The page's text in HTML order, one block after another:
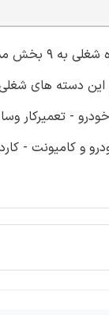
مشاغل مورد نیاز شرکت ها و سازمان های متقاضی جذب از طریق
و اجرایی یکی از این 9 دسته شغلی موجود
- تعمیرکار
و کامیونت -